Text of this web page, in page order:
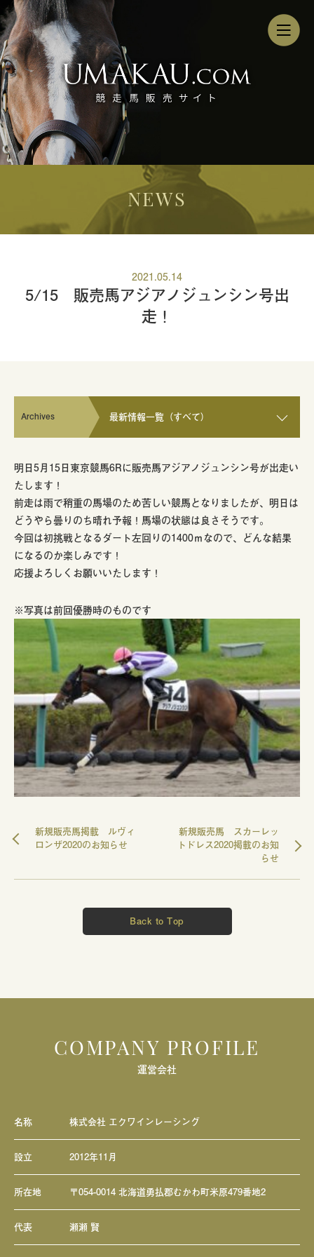
NEWS
2021.05.14
5/15 販売馬アジアノジュンシン号出
走！
Archives 最新情報一覧（すべて）
明日5月15日東京競馬6Rに販売馬アジアノジュンシン号が出走い
たします！
前走は雨で稍重の馬場のため苦しい競馬となりましたが、明日は
どうやら曇りのち晴れ予報！馬場の状態は良さそうです。
今回は初挑戦となるダート左回りの1400ｍなので、どんな結果
になるのか楽しみです！
応援よろしくお願いいたします！
※写真は前回優勝時のものです
新規販売馬掲載 ルヴィ
ロンザ2020のお知らせ
新規販売馬 スカーレッ
トドレス2020掲載のお知
らせ
Back to Top
COMPANY PROFILE
運営会社
名称 株式会社 エクワインレーシング
設立 2012年11月
所在地 〒054-0014 北海道勇払郡むかわ町米原479番地2
代表 瀬瀬 賢